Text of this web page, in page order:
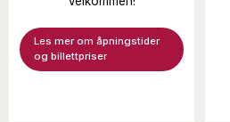
Les mer om åpningstider
og billettpriser